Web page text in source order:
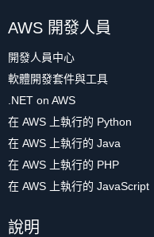
AWS 開發人員
開發人員中心
軟體開發套件與工具
.NET on AWS
在 AWS 上執行的 Python
在 AWS 上執行的 Java
在 AWS 上執行的 PHP
在 AWS 上執行的 JavaScript
說明